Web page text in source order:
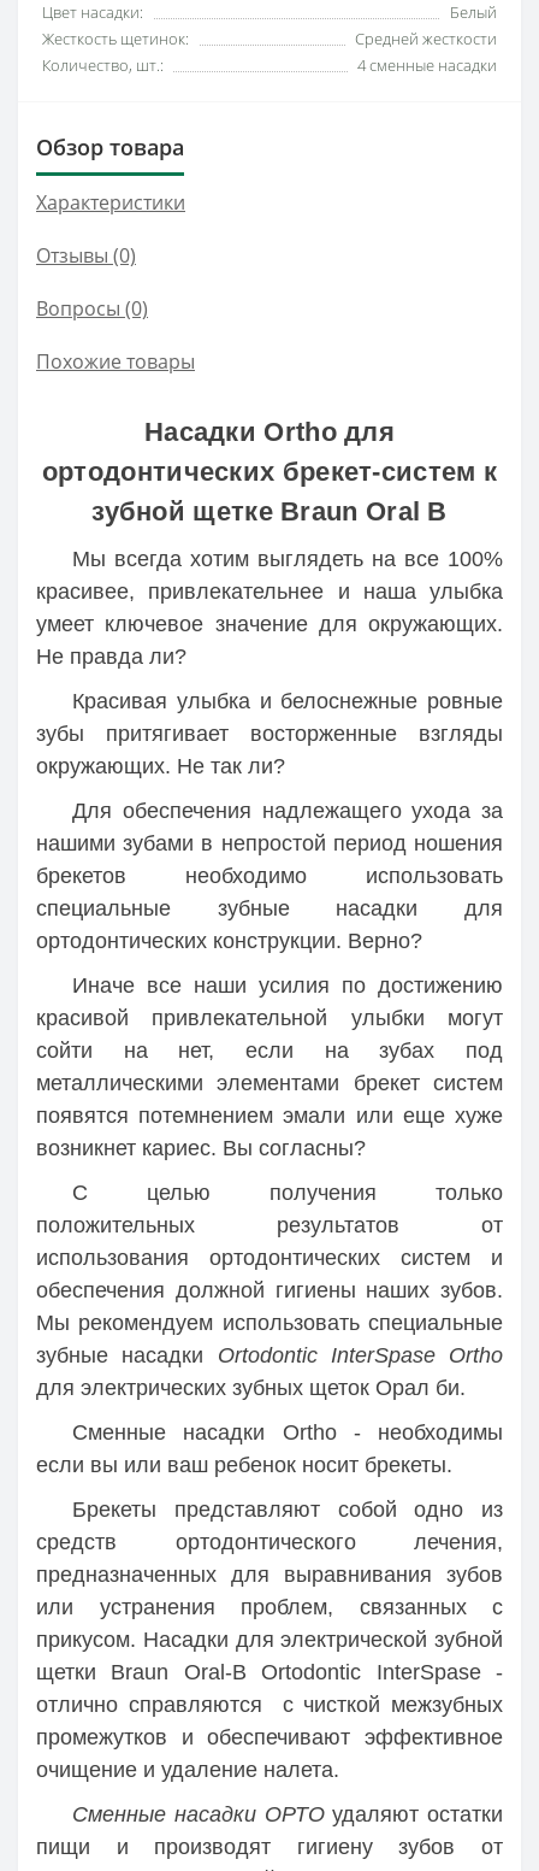
Цвет насадки:
Белый
Жесткость щетинок:
Средней жесткости
Количество, шт.:
4 сменные насадки
Обзор товара
Характеристики
Отзывы (0)
Вопросы (0)
Похожие товары
Насадки Ortho для
ортодонтических брекет-систем к
зубной щетке Braun Oral B
Мы всегда хотим выглядеть на все 100%
красивее, привлекательнее и наша улыбка
умеет ключевое значение для окружающих.
Не правда ли?
Красивая улыбка и белоснежные ровные
зубы притягивает восторженные взгляды
окружающих. Не так ли?
Для обеспечения надлежащего ухода за
нашими зубами в непростой период ношения
брекетов необходимо использовать
специальные зубные насадки для
ортодонтических конструкции. Верно?
Иначе все наши усилия по достижению
красивой привлекательной улыбки могут
сойти на нет, если на зубах под
металлическими элементами брекет систем
появятся потемнением эмали или еще хуже
возникнет кариес. Вы согласны?
С целью получения только
положительных результатов от
использования ортодонтических систем и
обеспечения должной гигиены наших зубов.
Мы рекомендуем использовать специальные
зубные насадки Ortodontic InterSpase Ortho
для электрических зубных щеток Орал би.
Сменные насадки Ortho - необходимы
если вы или ваш ребенок носит брекеты.
Брекеты представляют собой одно из
средств ортодонтического лечения,
предназначенных для выравнивания зубов
или устранения проблем, связанных с
прикусом. Насадки для электрической зубной
щетки Braun Oral-B Ortodontic InterSpase -
отлично справляются с чисткой межзубных
промежутков и обеспечивают эффективное
очищение и удаление налета.
Сменные насадки ОРТОудаляют остатки
пищи и производят гигиену зубов от